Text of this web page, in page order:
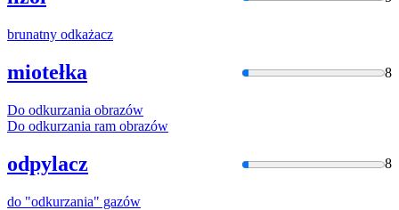
brunatny odkażacz
miotełka 8
Do odkurzania obrazów
Do odkurzania ram obrazów
odpylacz 8
do "odkurzania" gazów